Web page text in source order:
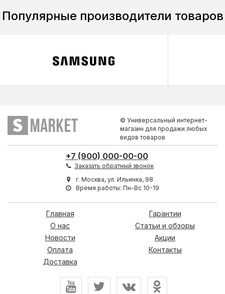
Популярные производители товаров
© Универсальный интернет-
магазин для продажи любых
видов товаров
+7 (900) 000-00-00
Заказать обратный звонок
г. Москва, ул. Ильинка, 98
Время работы: Пн-Вс 10-19
Главная
О нас
Новости
Оплата
Доставка
Гарантии
Статьи и обзоры
Акции
Контакты